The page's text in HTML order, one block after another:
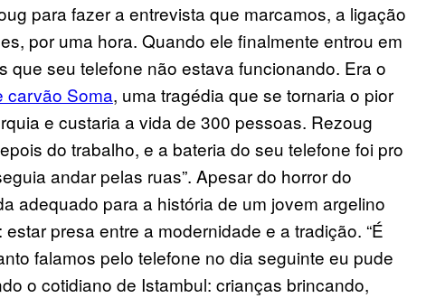
para fazer a entrevista que marcamos, a ligação
por uma hora. Quando ele finalmente entrou em
que seu telefone não estava funcionando. Era o
carvão Soma, uma tragédia que se tornaria o pior
e custaria a vida de 300 pessoas. Rezoug
do trabalho, e a bateria do seu telefone foi pro
andar pelas ruas”. Apesar do horror do
adequado para a história de um jovem argelino
presa entre a modernidade e a tradição. “É
falamos pelo telefone no dia seguinte eu pude
o cotidiano de Istambul: crianças brincando,